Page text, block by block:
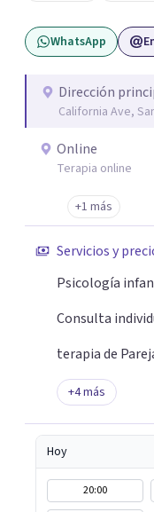
WhatsApp
Dirección
California Ave,
Online
Terapia online
+1 más
Servicios y
Psicología
Consulta
terapia de
+4más
Hoy
20:00